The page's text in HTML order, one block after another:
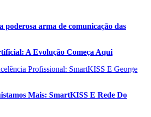
poderosa arma de comunicação das
A Evolução Começa Aqui
Profissional: SmartKISS E George
Mais: SmartKISS E Rede Do